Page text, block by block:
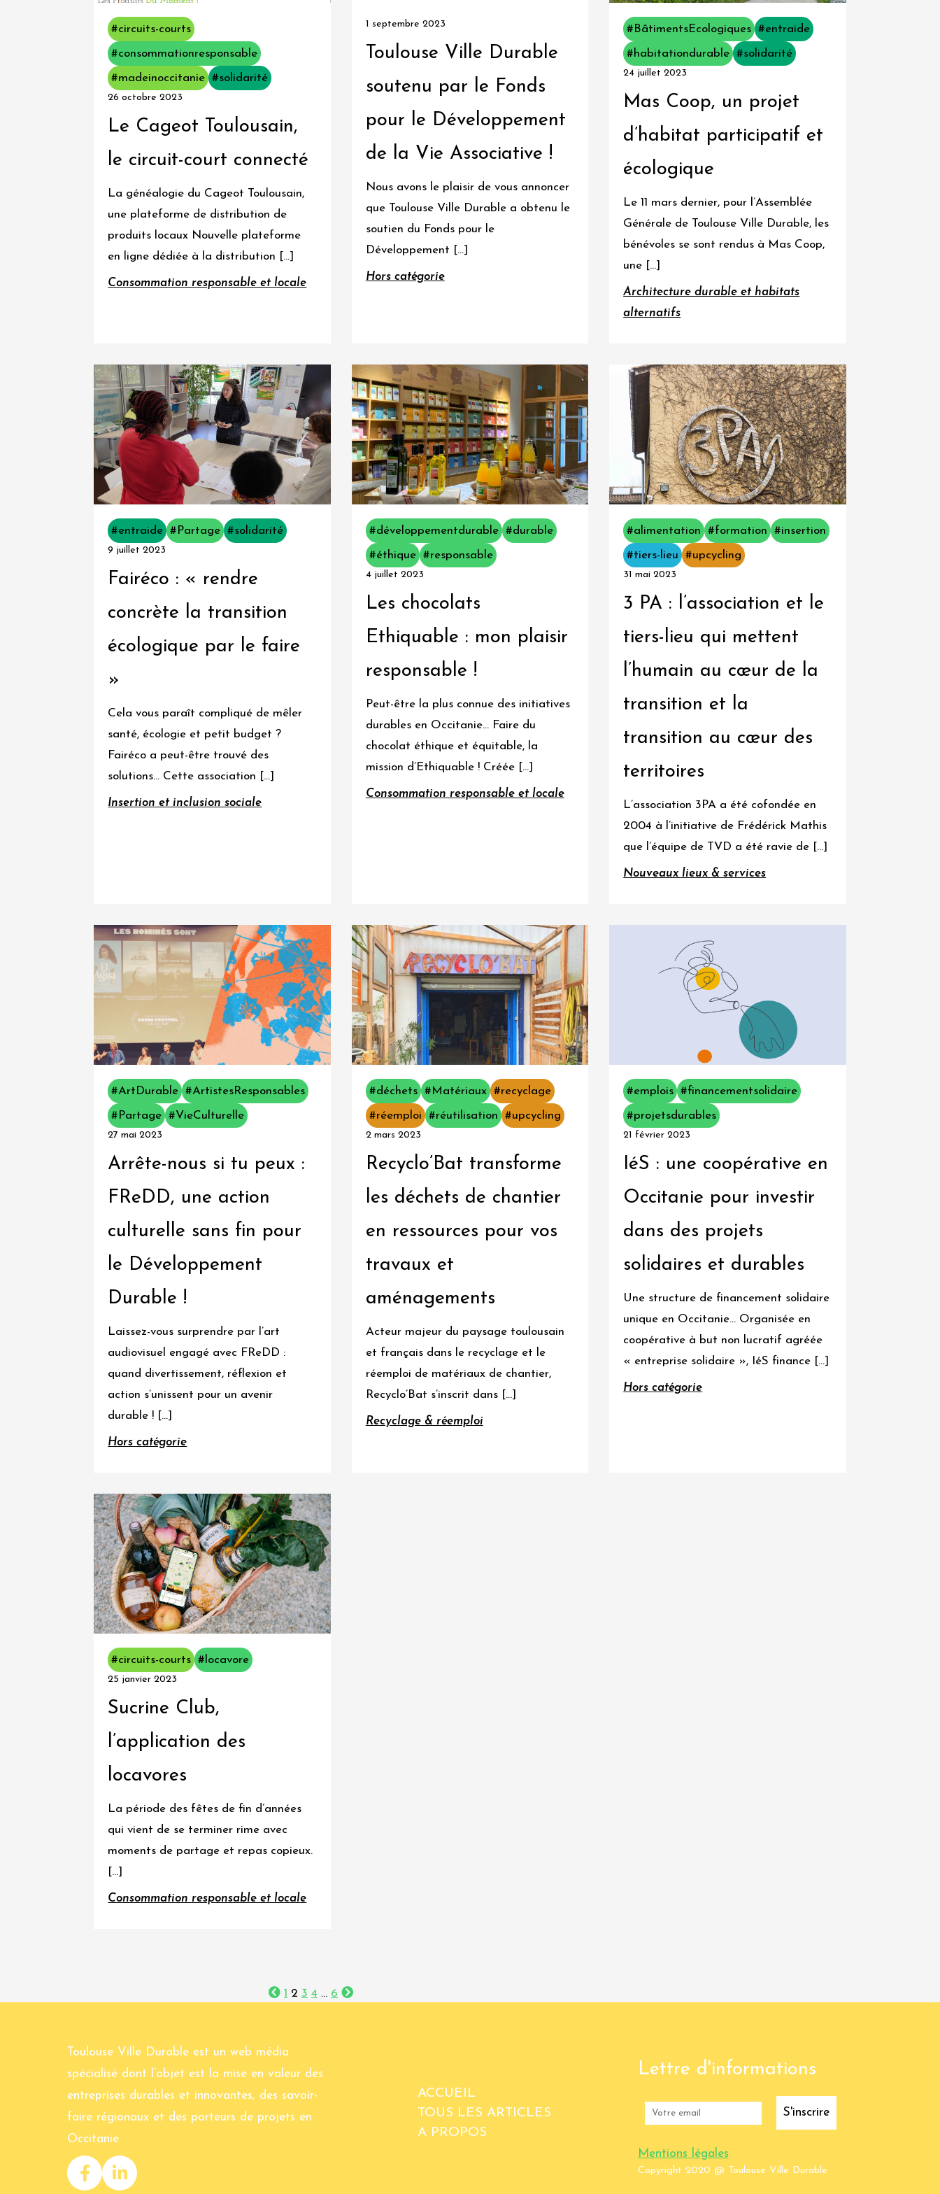
Consommation
responsable
durables
Nouveaux
Numérique
#circuits-courts
#consommationresponsable
#madeinoccitanie #solidarité
26 octobre 2023
Le Cageot Toulousain,
le circuit-court connecté
La généalogie du Cageot Toulousain,
une plateforme de distribution de
produits locaux Nouvelle plateforme
en ligne dédiée à la distribution […]
Consommation responsable et locale
1 septembre 2023
Toulouse Ville Durable
soutenu par le Fonds
pour le Développement
de la Vie Associative !
Nous avons le plaisir de vous annoncer
que Toulouse Ville Durable a obtenu le
soutien du Fonds pour le
Développement […]
Hors catégorie
#BâtimentsEcologiques #entraide
#habitationdurable #solidarité
24 juillet 2023
Mas Coop, un projet
d’habitat participatif et
écologique
Le 11 mars dernier, pour l’Assemblée
Générale de Toulouse Ville Durable, les
bénévoles se sont rendus à Mas Coop,
une […]
Architecture durable et habitats
alternatifs
#entraide #Partage #solidarité
9 juillet 2023
Fairéco : « rendre
concrète la transition
écologique par le faire
»
Cela vous paraît compliqué de mêler
santé, écologie et petit budget ?
Fairéco a peut-être trouvé des
solutions… Cette association […]
Insertion et inclusion sociale
#développementdurable #durable
#éthique #responsable
4 juillet 2023
Les chocolats
Ethiquable : mon plaisir
responsable !
Peut-être la plus connue des initiatives
durables en Occitanie… Faire du
chocolat éthique et équitable, la
mission d’Ethiquable ! Créée […]
Consommation responsable et locale
#alimentation #formation #insertion
#tiers-lieu #upcycling
31 mai 2023
3 PA : l’association et le
tiers-lieu qui mettent
l’humain au cœur de la
transition et la
transition au cœur des
territoires
L’association 3PA a été cofondée en
2004 à l’initiative de Frédérick Mathis
que l’équipe de TVD a été ravie de […]
Nouveaux lieux & services
#ArtDurable #ArtistesResponsables
#Partage #VieCulturelle
27 mai 2023
Arrête-nous si tu peux :
FReDD, une action
culturelle sans fin pour
le Développement
Durable !
Laissez-vous surprendre par l’art
audiovisuel engagé avec FReDD :
quand divertissement, réflexion et
action s’unissent pour un avenir
durable ! […]
Hors catégorie
#déchets #Matériaux #recyclage
#réemploi #réutilisation #upcycling
2 mars 2023
Recyclo’Bat transforme
les déchets de chantier
en ressources pour vos
travaux et
aménagements
Acteur majeur du paysage toulousain
et français dans le recyclage et le
réemploi de matériaux de chantier,
Recyclo’Bat s’inscrit dans […]
Recyclage & réemploi
#emplois #financementsolidaire
#projetsdurables
21 février 2023
IéS : une coopérative en
Occitanie pour investir
dans des projets
solidaires et durables
Une structure de financement solidaire
unique en Occitanie… Organisée en
coopérative à but non lucratif agréée
« entreprise solidaire », IéS finance […]
Hors catégorie
#circuits-courts #locavore
25 janvier 2023
Sucrine Club,
l’application des
locavores
La période des fêtes de fin d’années
qui vient de se terminer rime avec
moments de partage et repas copieux.
[…]
Consommation responsable et locale
1 2 3 4 … 6
Toulouse Ville Durable est un web média
spécialisé dont l’objet est la mise en valeur des
entreprises durables et innovantes, des savoir-
faire régionaux et des porteurs de projets en
Occitanie.
ACCUEIL
TOUS LES ARTICLES
A PROPOS
Lettre d'informations
S'inscrire
Mentions légales
Copyright 2020 @ Toulouse Ville Durable